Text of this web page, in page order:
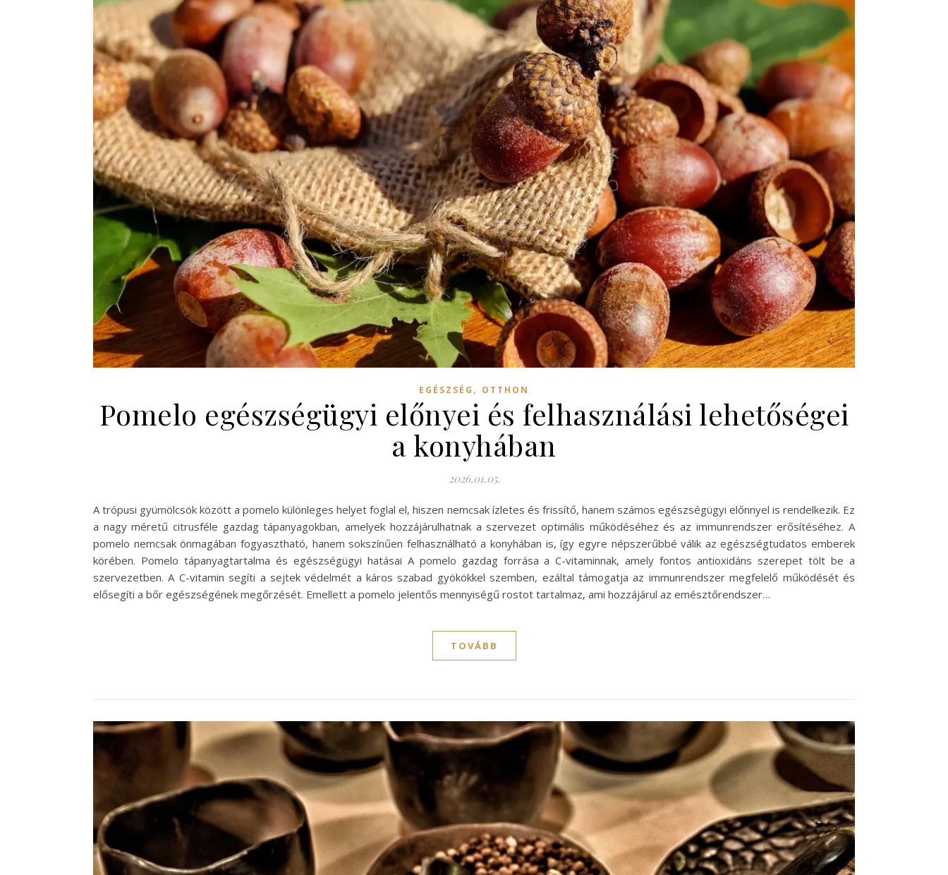
EGÉSZSÉG , OTTHON
Pomelo egészségügyi előnyei és felhasználási lehetőségei
a konyhában
2026.01.05.
A trópusi gyümölcsök között a pomelo különleges helyet foglal el, hiszen nemcsak ízletes és frissítő, hanem számos egészségügyi előnnyel is rendelkezik. Ez
a nagy méretű citrusféle gazdag tápanyagokban, amelyek hozzájárulhatnak a szervezet optimális működéséhez és az immunrendszer erősítéséhez. A
pomelo nemcsak önmagában fogyasztható, hanem sokszínűen felhasználható a konyhában is, így egyre népszerűbbé válik az egészségtudatos emberek
körében. Pomelo tápanyagtartalma és egészségügyi hatásai A pomelo gazdag forrása a C-vitaminnak, amely fontos antioxidáns szerepet tölt be a
szervezetben. A C-vitamin segíti a sejtek védelmét a káros szabad gyökökkel szemben, ezáltal támogatja az immunrendszer megfelelő működését és
elősegíti a bőr egészségének megőrzését. Emellett a pomelo jelentős mennyiségű rostot tartalmaz, ami hozzájárul az emésztőrendszer…
TOVÁBB